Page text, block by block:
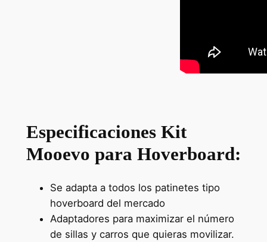
Especificaciones Kit
Mooevo para Hoverboard:
Se adapta a todos los patinetes tipo
hoverboard del mercado
Adaptadores para maximizar el número
de sillas y carros que quieras movilizar.